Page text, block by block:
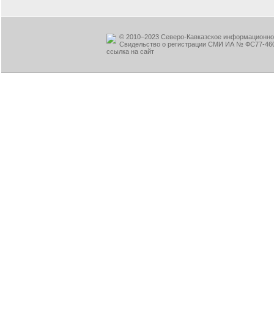
© 2010–2023 Северо-Кавказское
Свидельство о регистрации СМИ ИА № ФС77-
ссылка на сайт